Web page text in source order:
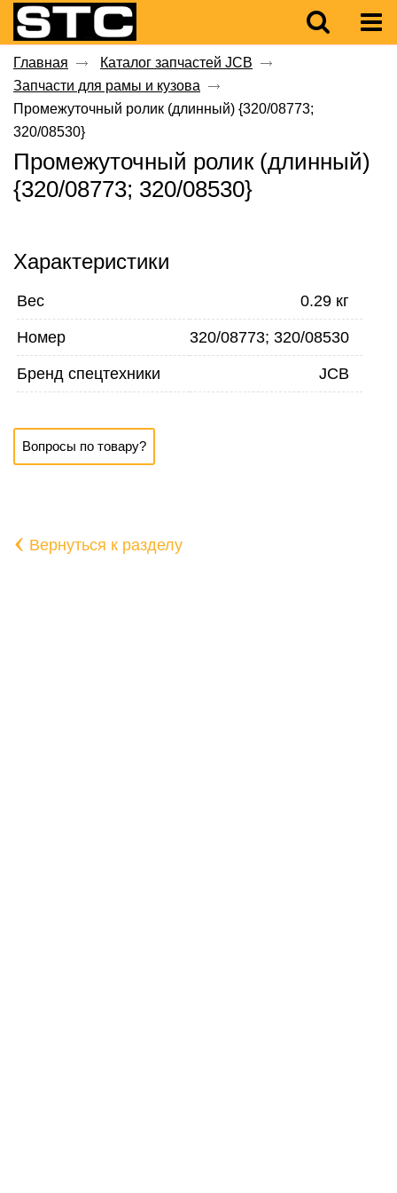
Главная
Каталог запчастей JCB
Запчасти для рамы и кузова
Промежуточный ролик (длинный) {320/08773;
320/08530}
Промежуточный ролик (длинный)
{320/08773; 320/08530}
Характеристики
Вес 0.29 кг
Номер 320/08773; 320/08530
Бренд спецтехники JCB
Вопросы по товару?
‹ Вернуться к разделу